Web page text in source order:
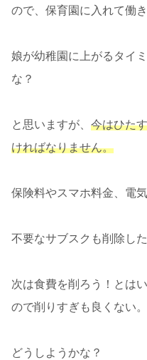
ので、保育園に入れて働
娘が幼稚園に上がるタイ
な？
と思いますが、 今はひた
ければなりません。
保険料やスマホ料金、電
不要なサブスクも削除した
次は食費を削ろう！とは
ので削りすぎも良くない。
どうしようかな？